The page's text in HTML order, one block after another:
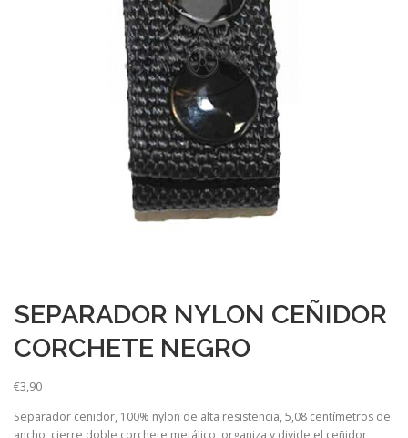
SEPARADOR NYLON CEÑIDOR
CORCHETE NEGRO
€3,90
Separador ceñidor, 100% nylon de alta resistencia, 5,08 centímetros de
ancho, cierre doble corchete metálico, organiza y divide el ceñidor